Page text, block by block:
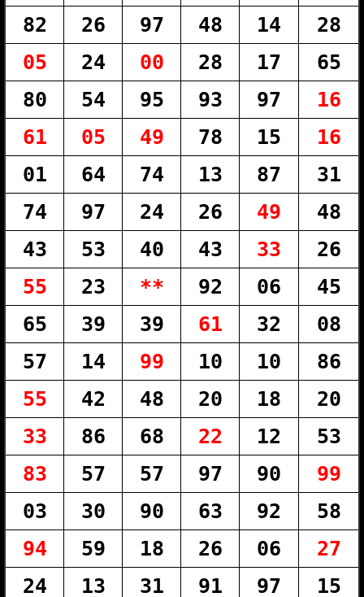
82
26 97 48 14
28
05
24 00 28 17
65
80
54 95 93 97
16
61
05 49 78 15
16
01
64 74 13 87
31
74
97 24 26 49
48
43
53 40 43 33
26
55
23 ** 92 06
45
65
39 39 61 32
08
57
14 99 10 10
86
55
42 48 20 18
20
33
86 68 22 12
53
83
57 57 97 90
99
03
30 90 63 92
58
94
59 18 26 06
27
24
13 31 91 97 15